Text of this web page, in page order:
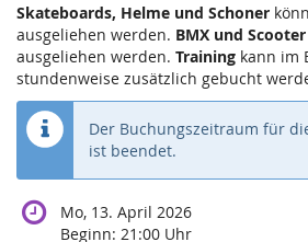
Skateboards, Helme und Schoner
ausgeliehen werden. BMX und Scooter
ausgeliehen werden. Training kann im
stundenweise zusätzlich gebucht
Der Buchungszeitraum für
ist beendet.
Mo, 13. April 2026
Beginn: 21:00 Uhr